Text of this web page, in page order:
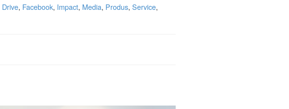
Drive, Facebook, Impact, Media, Produs, Service,